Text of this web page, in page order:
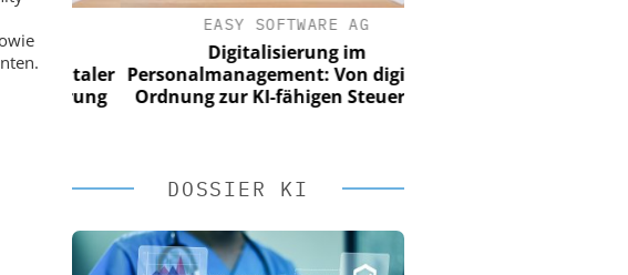
EASY SOFTWARE AG
Digitalisierung im
Personalmanagement: Von digitaler
Ordnung zur KI-fähigen Steuerung
DOSSIER KI